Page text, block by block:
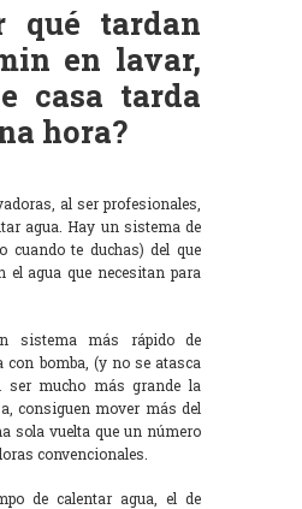
qué tardan
en lavar,
casa tarda
hora?
al ser profesionales,
agua. Hay un sistema de
cuando te duchas) del que
el agua que necesitan para
sistema más rápido de
con bomba, (y no se atasca
ser mucho más grande la
consiguen mover más del
sola vuelta que un número
convencionales.
de calentar agua, el de